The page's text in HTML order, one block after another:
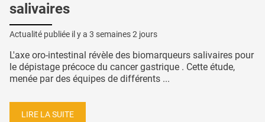
salivaires
Actualité publiée il y a 3 semaines 2 jours
L'axe oro-intestinal révèle des biomarqueurs salivaires pour
le dépistage précoce du cancer gastrique . Cette étude,
menée par des équipes de différents ...
LIRE LA SUITE